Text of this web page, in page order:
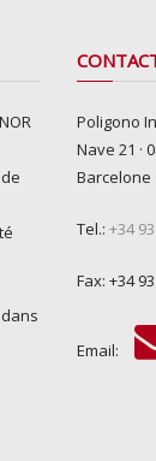
Poligono
Nave 21 ·
Barcelone
Tel.: +34
Fax: +34
Email: